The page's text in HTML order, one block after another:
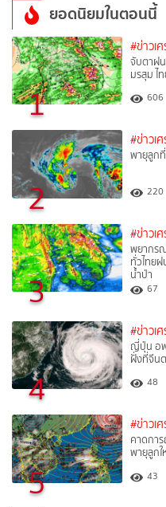
ยอดนิยมในตอนนี้
1
#ข่าวเ
จับตาฝ
มรสุม ไ
606
2
#ข่าวเ
พายุลูก
220
3
#ข่าวเ
พยากร
ทั่วไทย
น้ำป่า
67
4
#ข่าวเ
ญี่ปุ่น อ
ฝั่งที่จีน
48
5
#ข่าวเ
คาดกา
พายุลูก
43